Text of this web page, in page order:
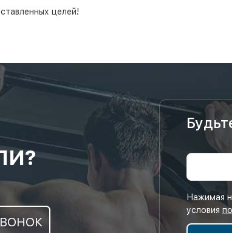
целей!
Нажимая
условия